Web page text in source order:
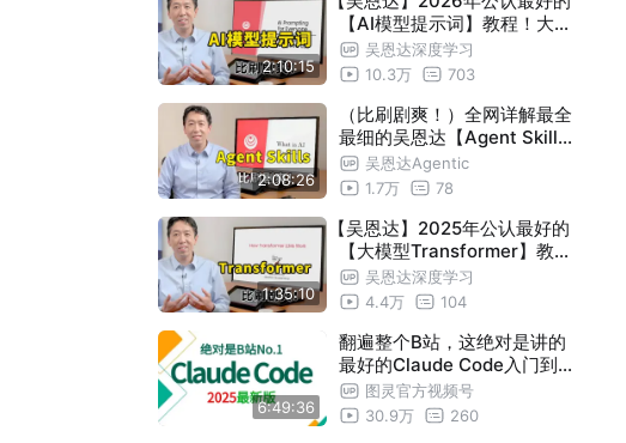
2:10:15
【AI模型提示词】教程！大模
型入门到进阶，一套全解决！
AI Prompting for Everyone
吴恩达深度学习
10.3万
703
2:08:26
（比刷剧爽！）全网详解最全
最细的吴恩达【Agent Skills
】零基础教程，从入门到精通
！包含所有干货！一口气学完
【附课件代码】
吴恩达Agentic
1.7万
78
1:35:10
【吴恩达】2025年公认最好的
【大模型Transformer】教程
！大模型入门到进阶，一套全
解决！Transformer LLMs W
吴恩达深度学习
4.4万
104
6:49:36
翻遍整个B站，这绝对是讲的
最好的Claude Code入门到精
通教程，2025手把手教你Cla
ude Code企业级实战案例，
图灵官方视频号
30.9万
260